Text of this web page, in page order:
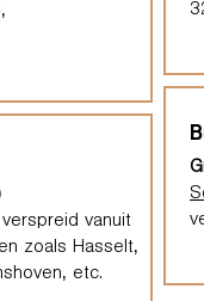
vanuit
zoals Hasselt,
etc.